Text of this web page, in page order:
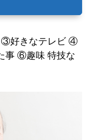
好きなテレビ ④
事 ⑥趣味 特技な